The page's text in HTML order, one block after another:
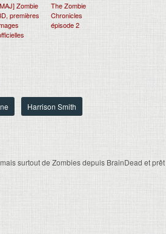
Zombie
premières
The Zombie
Chronicles
épisode 2
Harrison Smith
surtout de Zombies depuis BrainDead et